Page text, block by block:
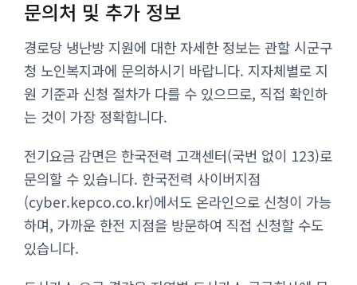
문의처 및 추가 정보
경로당 냉난방 지원에 대한 자세한 정보는 관할 시군구
청 노인복지과에 문의하시기 바랍니다. 지자체별로 지
원 기준과 신청 절차가 다를 수 있으므로, 직접 확인하
는 것이 가장 정확합니다.
전기요금 감면은 한국전력 고객센터(국번 없이 123)로
문의할 수 있습니다. 한국전력 사이버지점
(cyber.kepco.co.kr)에서도 온라인으로 신청이 가능
하며, 가까운 한전 지점을 방문하여 직접 신청할 수도
있습니다.